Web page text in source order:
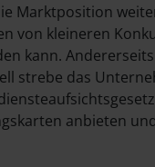
Marktposition
von kleineren
kann.
strebe das
anbieten